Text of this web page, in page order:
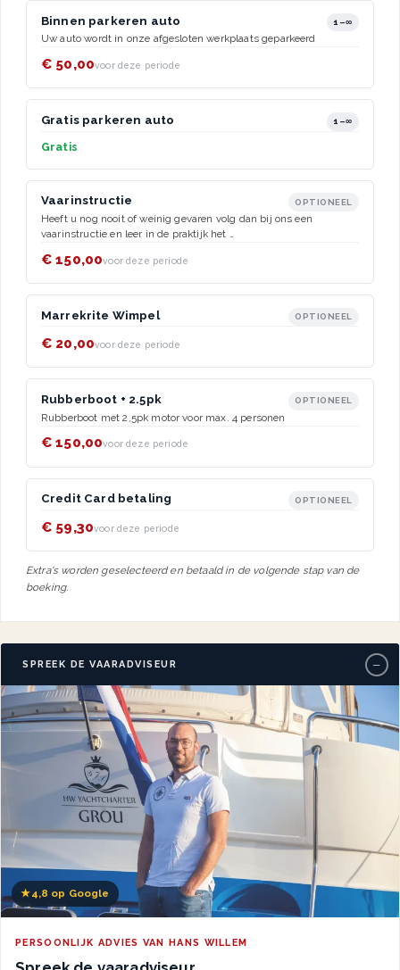
Binnen parkeren auto 1–∞
Uw auto wordt in onze afgesloten werkplaats geparkeerd
€ 50,00voor deze periode
Gratis parkeren auto 1–∞
Gratis
Vaarinstructie OPTIONEEL
Heeft u nog nooit of weinig gevaren volg dan bij ons een
vaarinstructie en leer in de praktijk het …
€ 150,00voor deze periode
Marrekrite Wimpel OPTIONEEL
€ 20,00voor deze periode
Rubberboot + 2.5pk OPTIONEEL
Rubberboot met 2,5pk motor voor max. 4 personen
€ 150,00voor deze periode
Credit Card betaling OPTIONEEL
€ 59,30voor deze periode
Extra's worden geselecteerd en betaald in de volgende stap van de
boeking.
SPREEK DE VAARADVISEUR −
★4,8 op Google
PERSOONLIJK ADVIES VAN HANS WILLEM